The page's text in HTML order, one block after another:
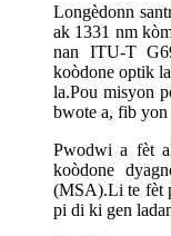
Longèdonn
ak 1331 nm
nan ITU-T
koòdone optik
la.Pou misyon
bwote a, fib yon
Pwodwi a fèt
koòdone
(MSA).Li te fèt
pi di ki gen